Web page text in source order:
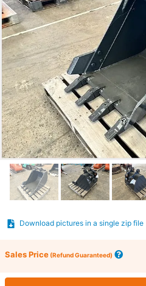
Download pictures in a single zip file
Sales Price (Refund Guaranteed)